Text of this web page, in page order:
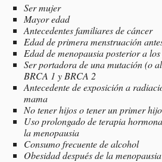
Ser mujer
Mayor edad
Antecedentes familiares de cáncer
Edad de primera menstruación
Edad de menopausia posterior a
Ser portadora de una mutación (o
BRCA 1 y BRCA 2
Antecedente de exposición a
mama
No tener hijos o tener un primer
Uso prolongado de terapia
la menopausia
Consumo frecuente de alcohol
Obesidad después de la menopausia